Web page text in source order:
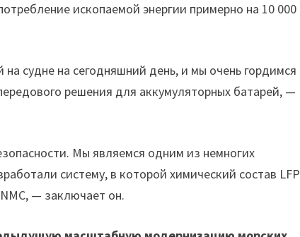
ископаемой энергии примерно на 10 000
судне на сегодняшний день, и мы очень гордимся
решения для аккумуляторных батарей, —
Мы являемся одним из немногих
систему, в которой химический состав LFP
— заключает он.